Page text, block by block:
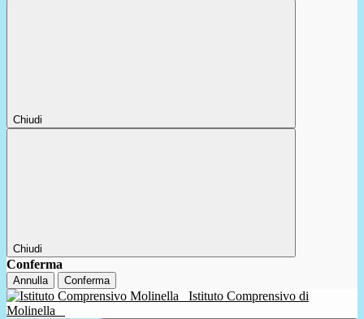
Chiudi
Chiudi
Conferma
Annulla Conferma
Istituto Comprensivo di
Molinella